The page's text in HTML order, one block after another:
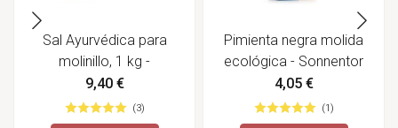
Sal Ayurvédica para
molinillo, 1 kg -
Sonnentor
9,40 €
(3)
Pimienta negra molida
ecológica - Sonnentor
4,05 €
(1)